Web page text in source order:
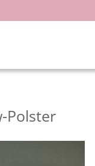
Polster